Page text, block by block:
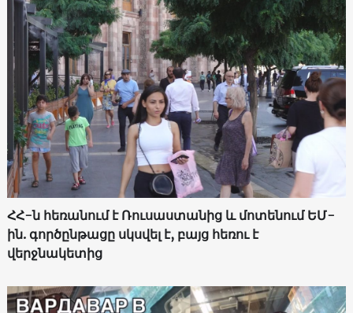
ՀՀ-ն հեռանում է Ռուսաստանից և մոտենում ԵՄ-
ին. գործընթացը սկսվել է, բայց հեռու է
վերջնակետից